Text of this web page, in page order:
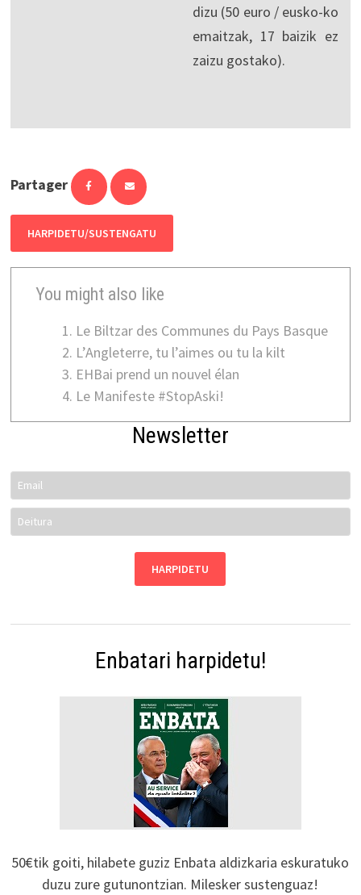
dizu (50 euro / eusko-ko
emaitzak, 17 baizik ez
zaizu gostako).
Partager
HARPIDETU/SUSTENGATU
You might also like
Le Biltzar des Communes du Pays Basque
L’Angleterre, tu l’aimes ou tu la kilt
EHBai prend un nouvel élan
Le Manifeste #StopAski!
Newsletter
Enbatari harpidetu!
50€tik goiti, hilabete guziz Enbata aldizkaria eskuratuko
duzu zure gutunontzian. Milesker sustenguaz!